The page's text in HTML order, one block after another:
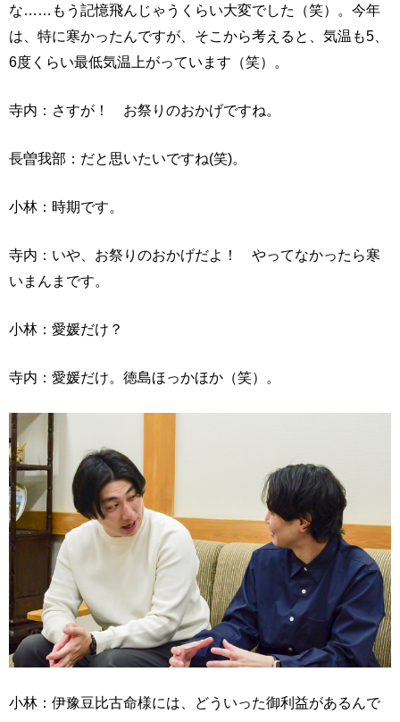
な……もう記憶飛んじゃうくらい大変でした（笑）。今年
は、特に寒かったんですが、そこから考えると、気温も5、
6度くらい最低気温上がっています（笑）。
寺内：さすが！ お祭りのおかげですね。
長曽我部：だと思いたいですね(笑)。
小林：時期です。
寺内：いや、お祭りのおかげだよ！ やってなかったら寒
いまんまです。
小林：愛媛だけ？
寺内：愛媛だけ。徳島ほっかほか（笑）。
小林：伊豫豆比古命様には、どういった御利益があるんで